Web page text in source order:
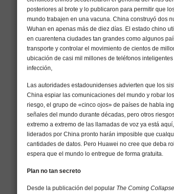
posteriores al brote y lo publicaron para permitir que
mundo trabajen en una vacuna. China construyó dos
Wuhan en apenas más de diez días. El estado chino
en cuarentena ciudades tan grandes como algunos
transporte y controlar el movimiento de cientos de
ubicación de casi mil millones de teléfonos
infección,
Las autoridades estadounidenses advierten que los
China espiar las comunicaciones del mundo y robar
riesgo, el grupo de «cinco ojos» de países de habla
señales del mundo durante décadas, pero otros
extremo a extremo de las llamadas de voz ya está
liderados por China pronto harán imposible que
cantidades de datos. Pero Huawei no cree que deba
espera que el mundo lo entregue de forma gratuita.
Plan no tan secreto
Desde la publicación del popular The Coming